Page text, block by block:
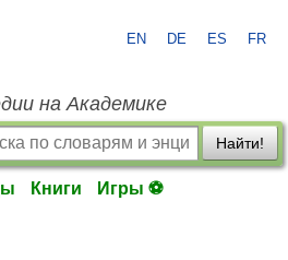
EN DE ES FR
на Академике
Найти!
Книги Игры ⚽